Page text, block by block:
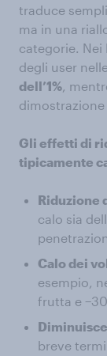
traduce
ma in una
categorie. Nei
degli user
dell’1%,
Gli effetti di
tipicamente
Riduzione
calo sia
Calo dei
esempio,
frutta e
breve